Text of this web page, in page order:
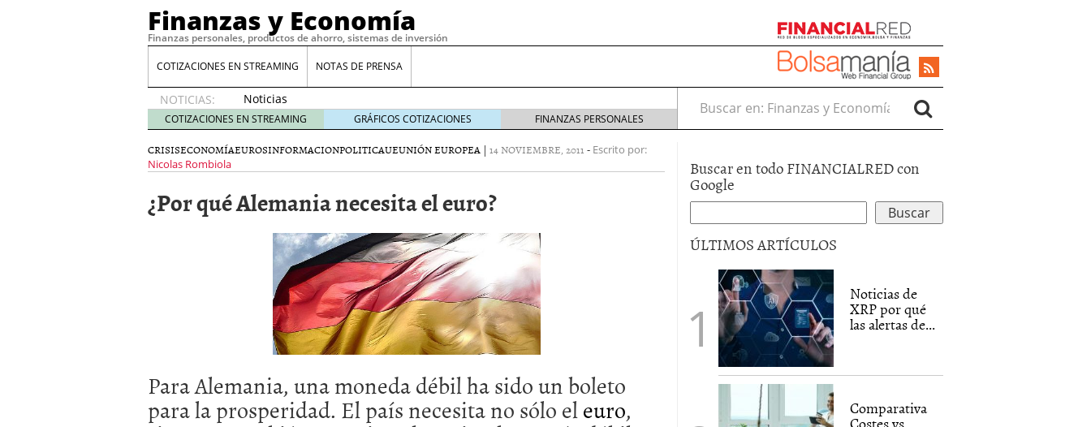
Finanzas y Economía
Finanzas personales, productos de ahorro, sistemas de inversión
COTIZACIONES EN STREAMING NOTAS DE PRENSA
NOTICIAS:
Noticias
de XRP
por qué
las
whales
suelen
16
de abril
de 2026
Comparativa Costes vs Agilidad: ¿Por qué el Préstamo Promotor privado
acelera la rentabilidad? 12 de diciembre de 2025
Meses sin intereses: Cómo aprovechar esta opción para gestionar tus
compras 24 de noviembre de 2025
Planificar tu herencia también es una decisión financiera: cómo anticiparte
a los costes
21 de noviembre de 2025
¿Cuánto cuesta un software punto de venta? 3 de octubre de 2025
COTIZACIONES EN STREAMING GRÁFICOS COTIZACIONES FINANZAS PERSONALES
Buscar en:
CRISISECONOMÍAEUROSINFORMACIONPOLITICAUEUNIÓN EUROPEA | 14 NOVIEMBRE, 2011 - Escrito por:
Nicolas Rombiola
¿Por qué Alemania necesita el euro?
Para Alemania, una moneda débil ha sido un boleto
para la prosperidad. El país necesita no sólo eleuro,
Buscar en todo FINANCIALRED con
Google
ÚLTIMOS ARTÍCULOS
Noticias de
XRP por qué
las alertas de...
Comparativa